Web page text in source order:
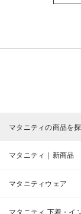
マタニティの商品を
マタニティ｜新商品
マタニティウェア
マタニティ 下着・イ